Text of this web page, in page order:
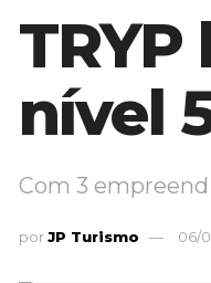
nível
Com 3
porJP Turismo 06/